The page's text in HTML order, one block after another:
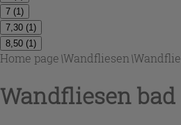
7 (1)
7,30 (1)
8,50 (1)
Home page\Wandfliesen \
Wandfliesen bad